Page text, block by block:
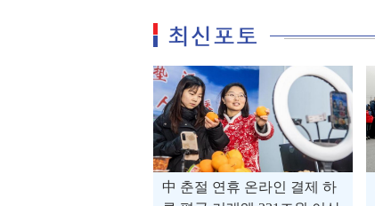
中 춘절 연휴 온라인 결제 하